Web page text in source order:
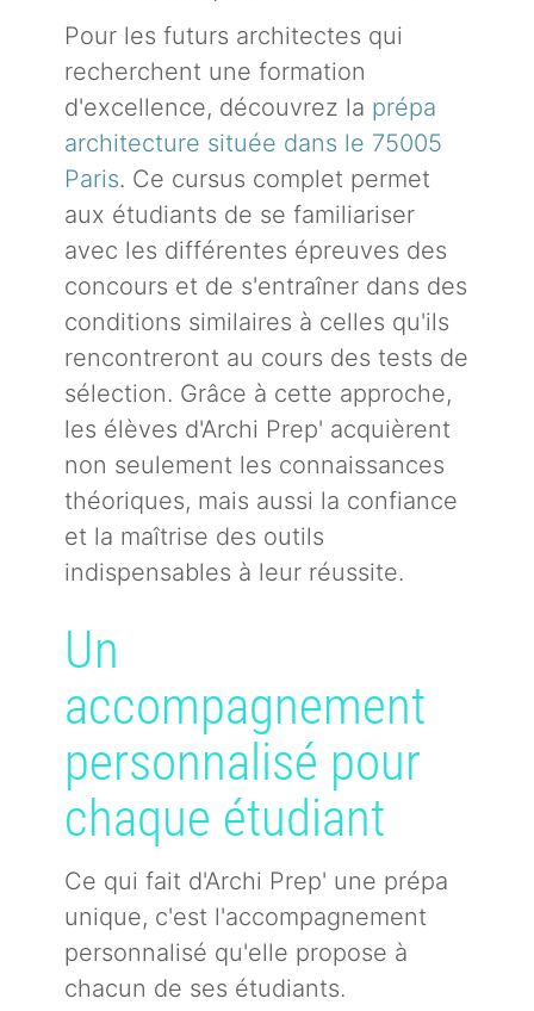
Pour les futurs architectes qui
recherchent une formation
d'excellence, découvrez la prépa
architecture située dans le 75005
Paris. Ce cursus complet permet
aux étudiants de se familiariser
avec les différentes épreuves des
concours et de s'entraîner dans des
conditions similaires à celles qu'ils
rencontreront au cours des tests de
sélection. Grâce à cette approche,
les élèves d'Archi Prep' acquièrent
non seulement les connaissances
théoriques, mais aussi la confiance
et la maîtrise des outils
indispensables à leur réussite.
Un
accompagnement
personnalisé pour
chaque étudiant
Ce qui fait d'Archi Prep' une prépa
unique, c'est l'accompagnement
personnalisé qu'elle propose à
chacun de ses étudiants.